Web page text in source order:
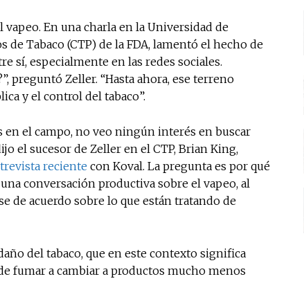
En una charla en la Universidad de
Tabaco (CTP) de la FDA, lamentó el hecho de
sí, especialmente en las redes sociales.
preguntó Zeller. “Hasta ahora, ese terreno
y el control del tabaco”.
en el campo, no veo ningún interés en buscar
el sucesor de Zeller en el CTP, Brian King,
reciente con Koval. La pregunta es por qué
conversación productiva sobre el vapeo, al
de acuerdo sobre lo que están tratando de
del tabaco, que en este contexto significa
fumar a cambiar a productos mucho menos